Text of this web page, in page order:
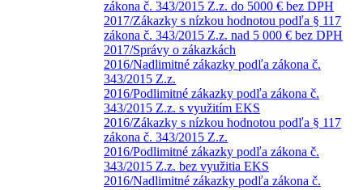
zákona č. 343/2015 Z.z. do 5000 € bez DPH
2017/Zákazky s nízkou hodnotou podľa § 117
zákona č. 343/2015 Z.z. nad 5 000 € bez DPH
2017/Správy o zákazkách
2016/Nadlimitné zákazky podľa zákona č.
343/2015 Z.z.
2016/Podlimitné zákazky podľa zákona č.
343/2015 Z.z. s využitím EKS
2016/Zákazky s nízkou hodnotou podľa § 117
zákona č. 343/2015 Z.z.
2016/Podlimitné zákazky podľa zákona č.
343/2015 Z.z. bez využitia EKS
2016/Nadlimitné zákazky podľa zákona č.